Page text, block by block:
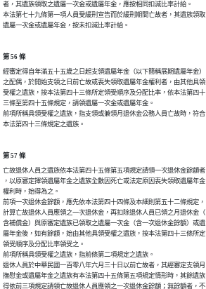
者，其遺族領取之遺屬一次金或遺屬年金，應按相同扣減比率計給。
本法第七十九條第一項人員受緩刑宣告而於緩刑期間亡故者，其遺族領取
遺屬一次金或遺屬年金，按未扣減比率計給。
第 56 條
經審定得自年滿五十五歲之日起支領遺屬年金（以下簡稱展期遺屬年金）
之配偶，於開始支領之日前亡故或喪失領取遺屬年金權利者，由其他具領
受權之遺族，按本法第四十三條所定領受順序及分配比率，依本法第四十
三條至第四十五條規定，請領遺屬一次金或遺屬年金。
前項所稱具領受權之遺族，指支領或兼領月退休金公務人員亡故時，符合
本法第四十三條規定之遺族。
第 57 條
亡故退休人員之遺族依本法第四十五條第五項規定請領一次退休金餘額者
，以原審定擇領遺屬年金之遺族全數因死亡或法定原因喪失領取遺屬年金
權利時，始得為之。
前項一次退休金餘額，應先依本法第四十四條及本細則第五十二條規定，
計算亡故退休人員應領之一次退休金，再扣除退休人員已領之月退休金（
含補償金）與原審定遺族已領取之遺屬一次金（含一次退休金餘額）或遺
屬年金後，如有餘額，始由其他具領受權之遺族，按本法第四十三條所定
領受順序及分配比率領受之。
前項所稱具領受權之遺族，指前條第二項規定之遺族。
退休人員於中華民國一百零八年六月三十日以前亡故者，其經審定支領月
撫慰金或遺屬年金之遺族有本法第四十五條第五項規定情形時，其餘遺族
得依前三項規定請領亡故退休人員應領之一次退休金餘額；無餘額者，不